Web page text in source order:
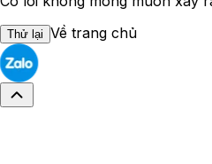
Thử lại Về trang chủ